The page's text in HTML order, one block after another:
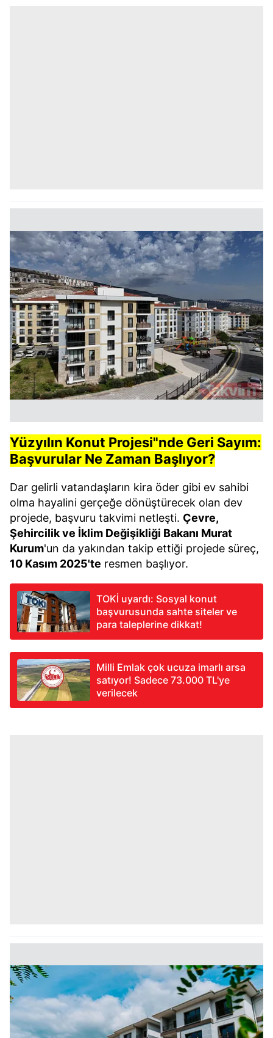
Yüzyılın Konut Projesi"nde Geri Sayım:
Başvurular Ne Zaman Başlıyor?
Dar gelirli vatandaşların kira öder gibi ev sahibi
olma hayalini gerçeğe dönüştürecek olan dev
projede, başvuru takvimi netleşti. Çevre,
Şehircilik ve İklim Değişikliği Bakanı Murat
Kurum'un da yakından takip ettiği projede süreç,
10 Kasım 2025'te resmen başlıyor.
TOKİ uyardı: Sosyal konut
başvurusunda sahte siteler ve
para taleplerine dikkat!
Milli Emlak çok ucuza imarlı arsa
satıyor! Sadece 73.000 TL'ye
verilecek